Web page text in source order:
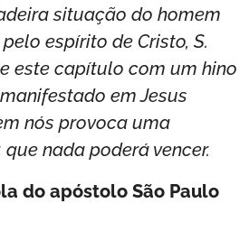
situação do homem
espírito de Cristo, S.
este capítulo com um hino
em Jesus
nós provoca uma
nada poderá vencer.
do apóstolo São Paulo